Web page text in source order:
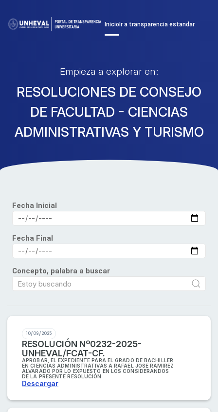
Inicio Ir a transparencia estandar
Empieza a explorar en:
RESOLUCIONES DE CONSEJO
DE FACULTAD - CIENCIAS
ADMINISTRATIVAS Y TURISMO
Fecha Inicial
Fecha Final
Concepto, palabra a buscar
10/09/2025
RESOLUCIÓN Nº0232-2025-
UNHEVAL/FCAT-CF.
APROBAR, EL EXPEDIENTE PARA EL GRADO DE BACHILLER
EN CIENCIAS ADMINISTRATIVAS A RAFAEL JOSE RAMIREZ
ALVARADO POR LO EXPUESTO EN LOS CONSIDERANDOS
DE LA PRESENTE RESOLUCIÓN
Descargar